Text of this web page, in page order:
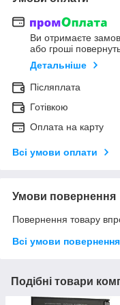
Ви отримаєте
або гроші
Детальніше
Післяплата
Готівкою
Оплата на карту
Всі умови оплати
Умови повернення
Повернення товару
Всі умови повернення
Подібні товари